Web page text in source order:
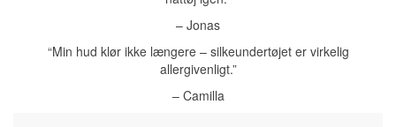
– Jonas
“Min hud klør ikke længere – silkeundertøjet er virkelig
allergivenligt.”
– Camilla